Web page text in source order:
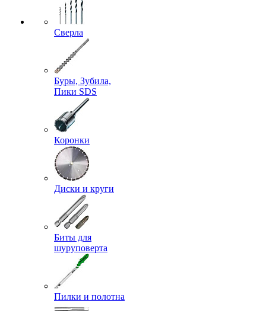
Сверла
Буры, Зубила,
Пики SDS
Коронки
Диски и круги
Биты для
шуруповерта
Пилки и полотна